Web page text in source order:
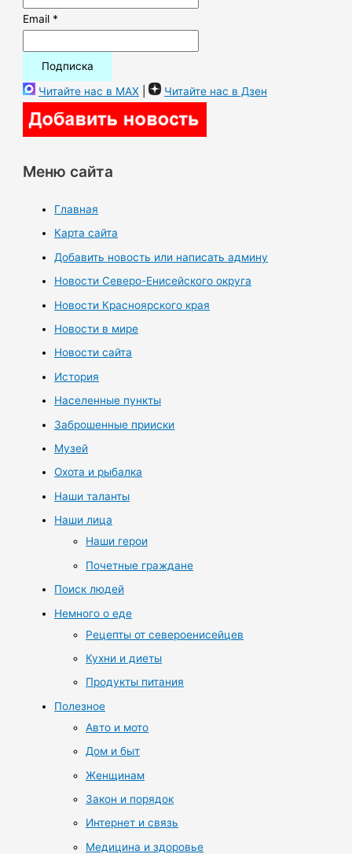
Email *
Читайте нас в MAX | Читайте нас в Дзен
Меню сайта
Главная
Карта сайта
Добавить новость или написать админу
Новости Северо-Енисейского округа
Новости Красноярского края
Новости в мире
Новости сайта
История
Населенные пункты
Заброшенные прииски
Музей
Охота и рыбалка
Наши таланты
Наши лица
Наши герои
Почетные граждане
Поиск людей
Немного о еде
Рецепты от североенисейцев
Кухни и диеты
Продукты питания
Полезное
Авто и мото
Дом и быт
Женщинам
Закон и порядок
Интернет и связь
Медицина и здоровье